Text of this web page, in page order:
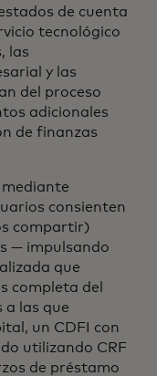
de cuenta
tecnológico
las
y las
del proceso
adicionales
de finanzas
consienten
compartir)
— impulsando
que
completa del
a las que
un CDFI con
utilizando CRF
de préstamo